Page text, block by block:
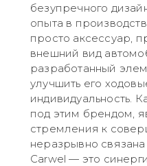
безупречного
опыта в
просто аксессуар,
внешний вид
разработанный
улучшить его
индивидуальность.
под этим брендом,
стремления к
неразрывно
Carwel — это